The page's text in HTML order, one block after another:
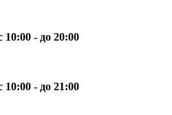
10:00 - до 20:00
10:00 - до 21:00